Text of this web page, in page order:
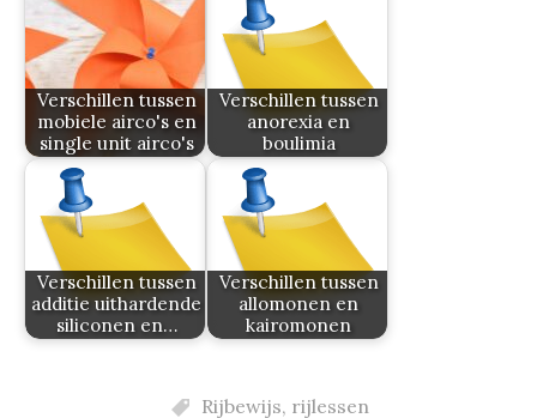
Verschillen tussen
mobiele airco's en
single unit airco's
Verschillen tussen
anorexia en
boulimia
Verschillen tussen
additie uithardende
siliconen en…
Verschillen tussen
allomonen en
kairomonen
Rijbewijs, rijlessen